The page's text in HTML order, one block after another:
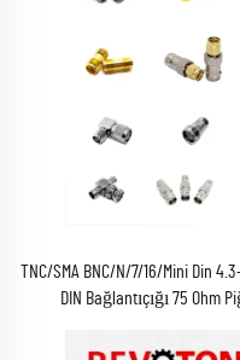
TNC/SMA BNC/N/7/16/Mini Din
DIN Bağlantıçığı 75 Ohm